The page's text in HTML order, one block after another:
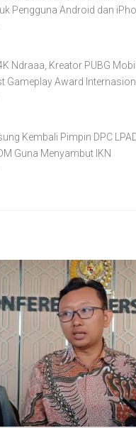
Pengguna Android dan
Ndraaa, Kreator PUBG
Gameplay Award
Kembali Pimpin DPC
Guna Menyambut IKN